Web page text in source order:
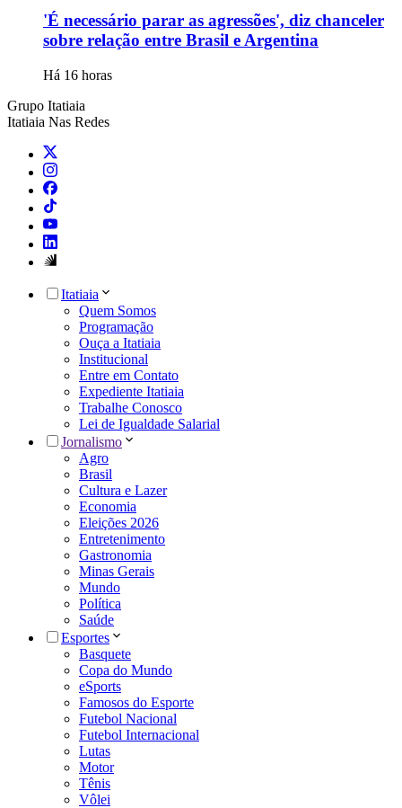
'É necessário parar as agressões', diz chanceler
sobre relação entre Brasil e Argentina
Há 16 horas
Grupo Itatiaia
Itatiaia Nas Redes
Itatiaia
Quem Somos
Programação
Ouça a Itatiaia
Institucional
Entre em Contato
Expediente Itatiaia
Trabalhe Conosco
Lei de Igualdade Salarial
Jornalismo
Agro
Brasil
Cultura e Lazer
Economia
Eleições 2026
Entretenimento
Gastronomia
Minas Gerais
Mundo
Política
Saúde
Esportes
Basquete
Copa do Mundo
eSports
Famosos do Esporte
Futebol Nacional
Futebol Internacional
Lutas
Motor
Tênis
Vôlei